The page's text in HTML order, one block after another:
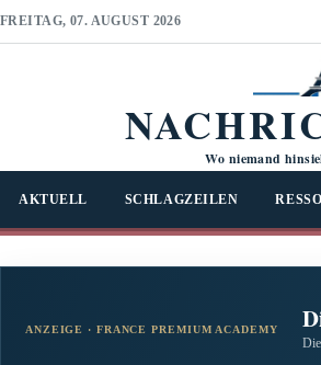
FREITAG, 07. AUGUST 2026
Wo niemand
AKTUELL SCHLAGZEILEN
ANZEIGE · FRANCE PREMIUM ACADEMY